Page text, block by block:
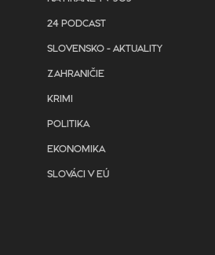
24 PODCAST
SLOVENSKO - AKTUALITY
ZAHRANIČIE
KRIMI
POLITIKA
EKONOMIKA
SLOVÁCI V EÚ